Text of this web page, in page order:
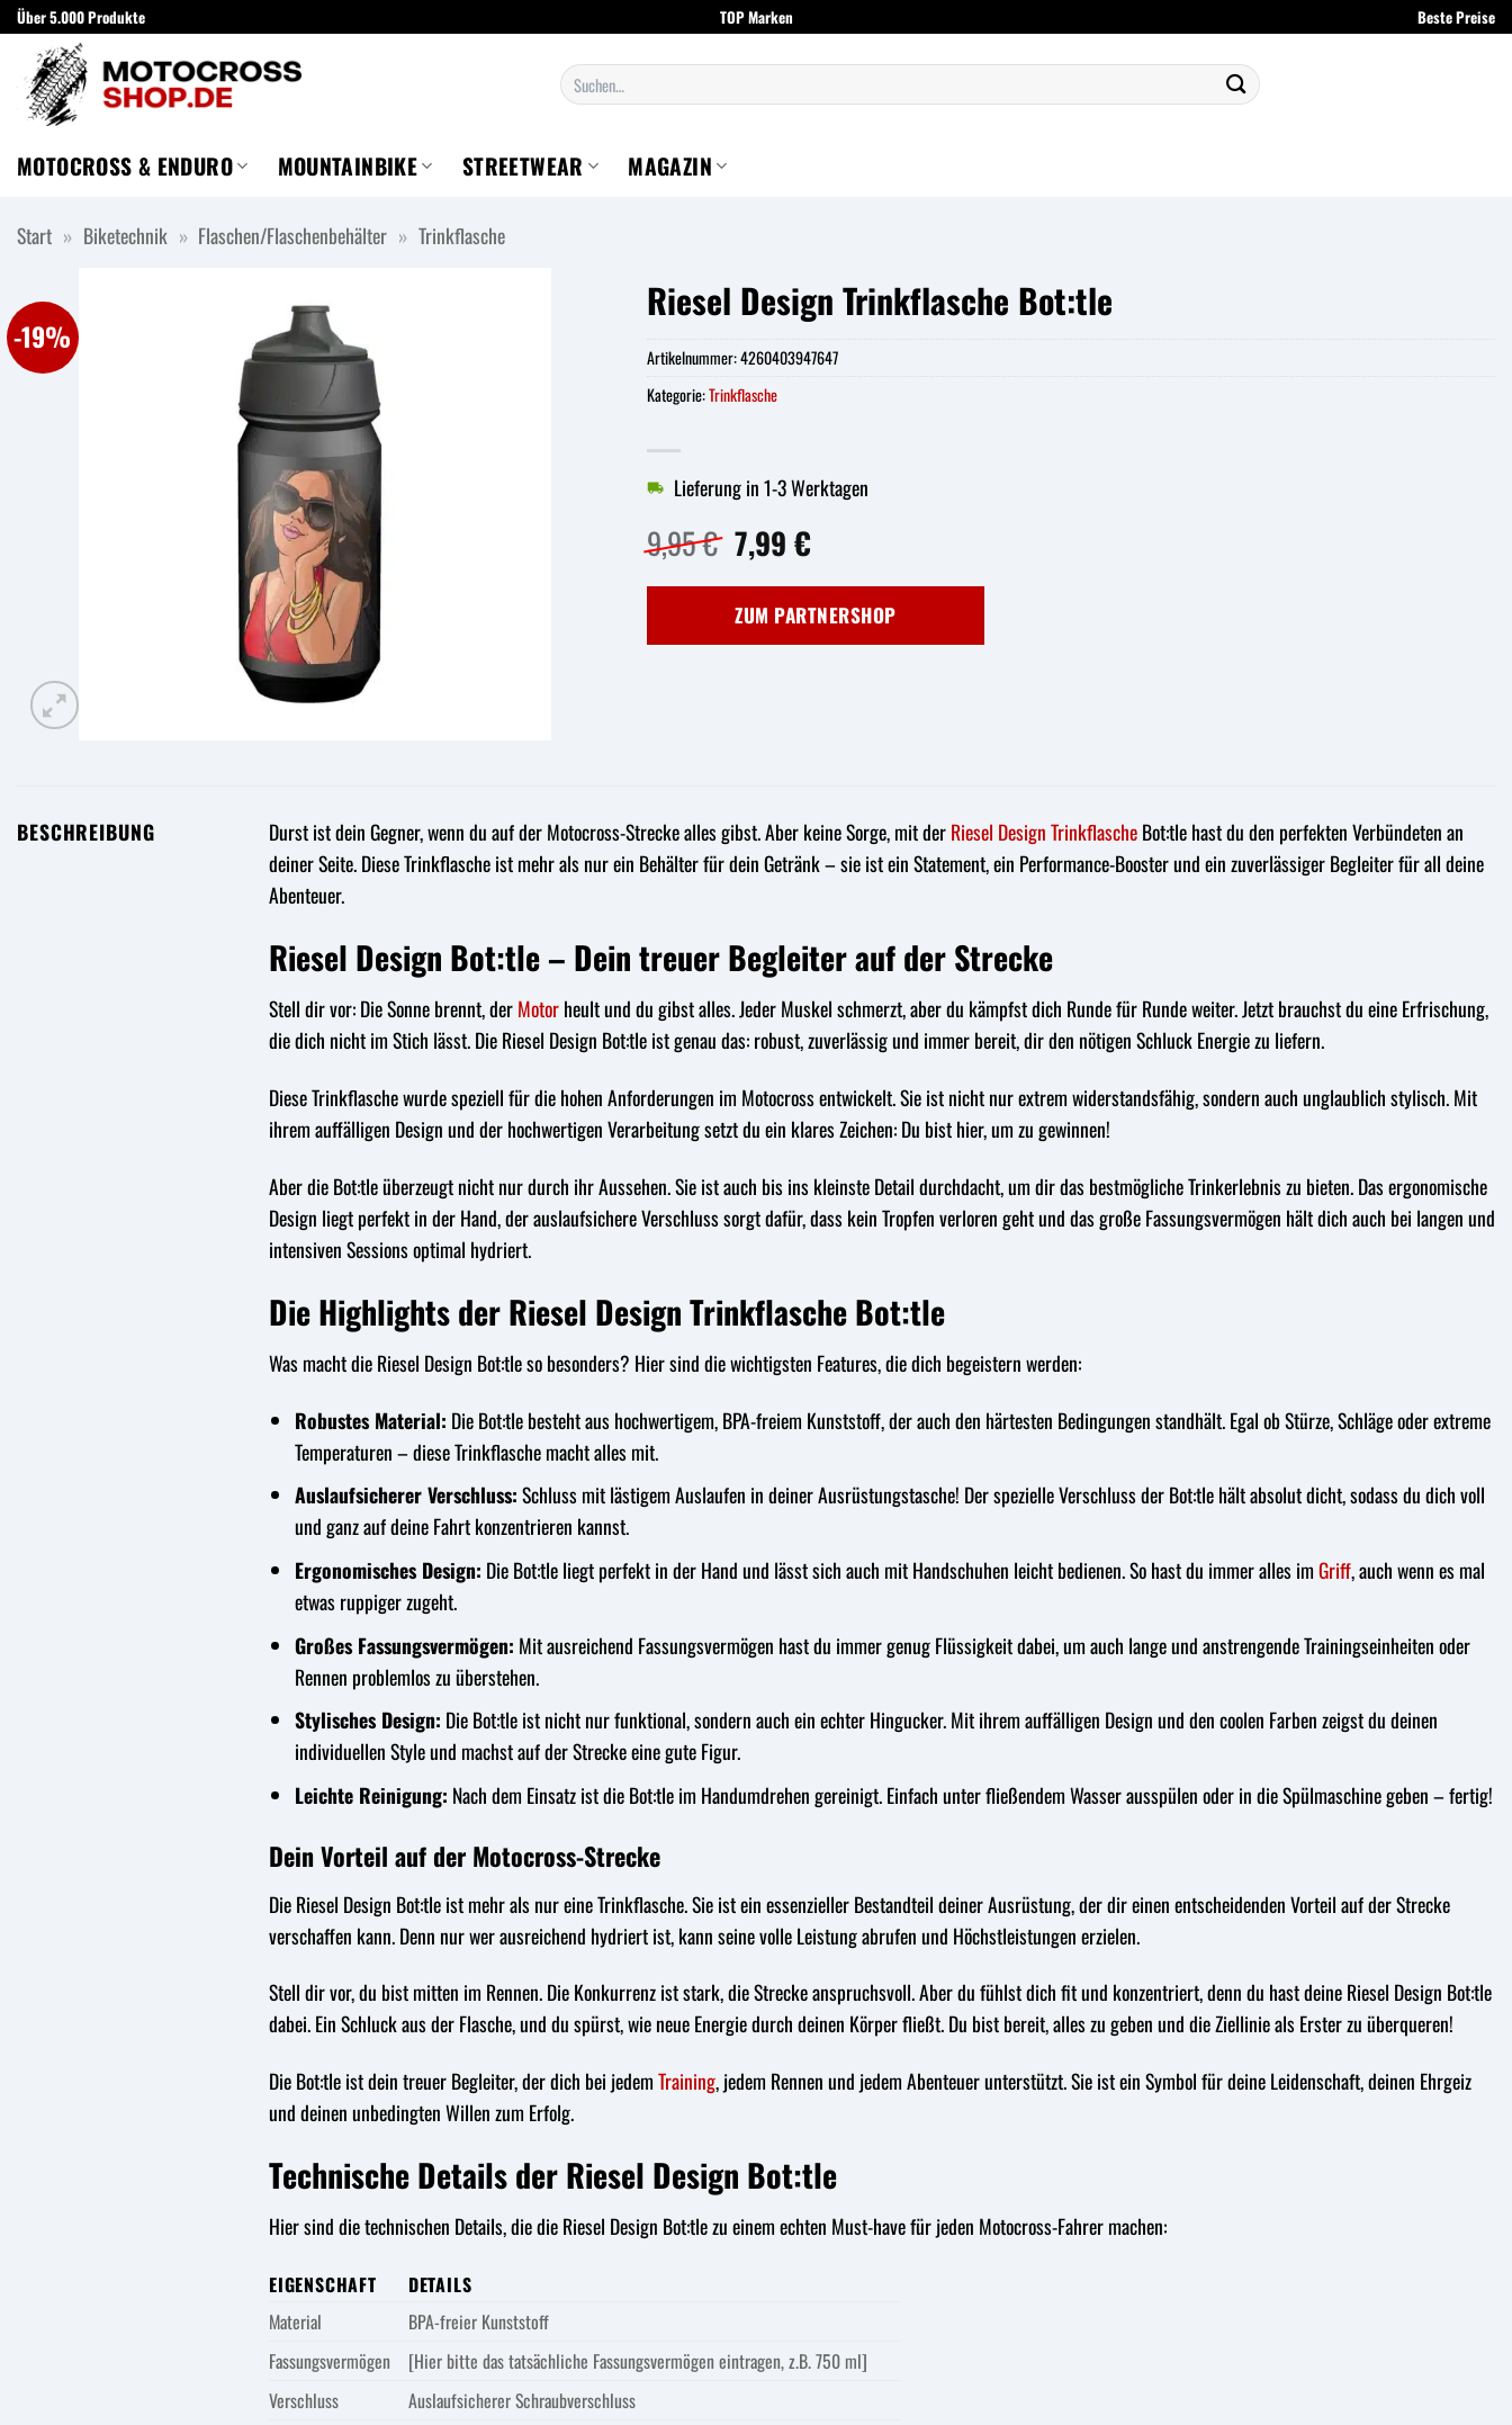
Zum
Inhalt
springen
Über 5.000 Produkte TOP Marken Beste Preise
Suchen
nach:
MOTOCROSS & ENDURO MOUNTAINBIKE STREETWEAR MAGAZIN
Start » Biketechnik » Flaschen/Flaschenbehälter » Trinkflasche
-19%
Riesel Design Trinkflasche Bot:tle
9,95€ Ursprünglicher
Preis
war:
9,95 €
7,99 €Aktueller
ist:
7,99 €.
Lieferung in 1-3 Werktagen
ZUM PARTNERSHOP
Artikelnummer:4260403947647
Kategorie:Trinkflasche
BESCHREIBUNG Durst ist dein Gegner, wenn du auf der Motocross-Strecke alles gibst. Aber keine Sorge, mit derRiesel DesignTrinkflascheBot:tle hast du den perfekten Verbündeten an
deiner Seite. Diese Trinkflasche ist mehr als nur ein Behälter für dein Getränk – sie ist ein Statement, ein Performance-Booster und ein zuverlässiger Begleiter für all deine
Abenteuer.
Riesel Design Bot:tle – Dein treuer Begleiter auf der Strecke
Stell dir vor: Die Sonne brennt, derMotorheult und du gibst alles. Jeder Muskel schmerzt, aber du kämpfst dich Runde für Runde weiter. Jetzt brauchst du eine Erfrischung,
die dich nicht im Stich lässt. Die Riesel Design Bot:tle ist genau das: robust, zuverlässig und immer bereit, dir den nötigen Schluck Energie zu liefern.
Diese Trinkflasche wurde speziell für die hohen Anforderungen im Motocross entwickelt. Sie ist nicht nur extrem widerstandsfähig, sondern auch unglaublich stylisch. Mit
ihrem auffälligen Design und der hochwertigen Verarbeitung setzt du ein klares Zeichen: Du bist hier, um zu gewinnen!
Aber die Bot:tle überzeugt nicht nur durch ihr Aussehen. Sie ist auch bis ins kleinste Detail durchdacht, um dir das bestmögliche Trinkerlebnis zu bieten. Das ergonomische
Design liegt perfekt in der Hand, der auslaufsichere Verschluss sorgt dafür, dass kein Tropfen verloren geht und das große Fassungsvermögen hält dich auch bei langen und
intensiven Sessions optimal hydriert.
Die Highlights der Riesel Design Trinkflasche Bot:tle
Was macht die Riesel Design Bot:tle so besonders? Hier sind die wichtigsten Features, die dich begeistern werden:
Robustes Material: Die Bot:tle besteht aus hochwertigem, BPA-freiem Kunststoff, der auch den härtesten Bedingungen standhält. Egal ob Stürze, Schläge oder extreme
Temperaturen – diese Trinkflasche macht alles mit.
Auslaufsicherer Verschluss:Schluss mit lästigem Auslaufen in deiner Ausrüstungstasche! Der spezielle Verschluss der Bot:tle hält absolut dicht, sodass du dich voll
und ganz auf deine Fahrt konzentrieren kannst.
Ergonomisches Design: Die Bot:tle liegt perfekt in der Hand und lässt sich auch mit Handschuhen leicht bedienen. So hast du immer alles imGriff, auch wenn es mal
etwas ruppiger zugeht.
Großes Fassungsvermögen: Mit ausreichend Fassungsvermögen hast du immer genug Flüssigkeit dabei, um auch lange und anstrengende Trainingseinheiten oder
Rennen problemlos zu überstehen.
Stylisches Design: Die Bot:tle ist nicht nur funktional, sondern auch ein echter Hingucker. Mit ihrem auffälligen Design und den coolen Farben zeigst du deinen
individuellen Style und machst auf der Strecke eine gute Figur.
Leichte Reinigung: Nach dem Einsatz ist die Bot:tle im Handumdrehen gereinigt. Einfach unter fließendem Wasser ausspülen oder in die Spülmaschine geben – fertig!
Dein Vorteil auf der Motocross-Strecke
Die Riesel Design Bot:tle ist mehr als nur eine Trinkflasche. Sie ist ein essenzieller Bestandteil deiner Ausrüstung, der dir einen entscheidenden Vorteil auf der Strecke
verschaffen kann. Denn nur wer ausreichend hydriert ist, kann seine volle Leistung abrufen und Höchstleistungen erzielen.
Stell dir vor, du bist mitten im Rennen. Die Konkurrenz ist stark, die Strecke anspruchsvoll. Aber du fühlst dich fit und konzentriert, denn du hast deine Riesel Design Bot:tle
dabei. Ein Schluck aus der Flasche, und du spürst, wie neue Energie durch deinen Körper fließt. Du bist bereit, alles zu geben und die Ziellinie als Erster zu überqueren!
Die Bot:tle ist dein treuer Begleiter, der dich bei jedemTraining, jedem Rennen und jedem Abenteuer unterstützt. Sie ist ein Symbol für deine Leidenschaft, deinen Ehrgeiz
und deinen unbedingten Willen zum Erfolg.
Technische Details der Riesel Design Bot:tle
Hier sind die technischen Details, die die Riesel Design Bot:tle zu einem echten Must-have für jeden Motocross-Fahrer machen:
EIGENSCHAFT
DETAILS
Material
BPA-freier Kunststoff
Fassungsvermögen
[Hier bitte das tatsächliche Fassungsvermögen eintragen, z.B. 750 ml]
Verschluss
Auslaufsicherer Schraubverschluss